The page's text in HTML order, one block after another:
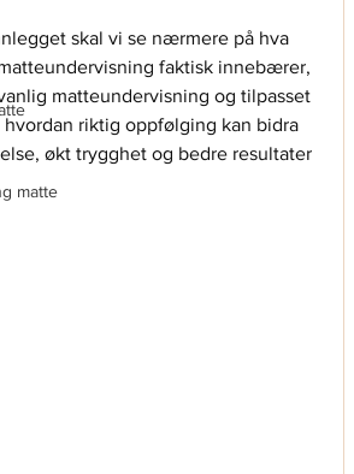
matte
skal vi se nærmere på hva
faktisk innebærer,
matteundervisning og tilpasset
riktig oppfølging kan bidra
økt trygghet og bedre resultater